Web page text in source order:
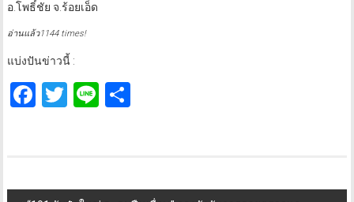
อ.โพธิ์ชัย จ.ร้อยเอ็ด
อ่านแล้ว1144 times!
แบ่งปันข่าวนี้ :
Facebook
Twitter
LineShare